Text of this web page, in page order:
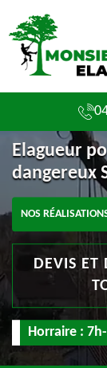
Elagueur
dangereux
NOS
DEVIS ET
Horraire :